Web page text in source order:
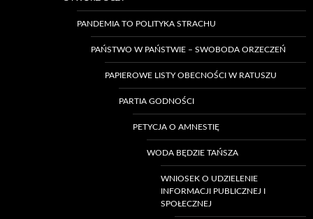
PANDEMIA TO POLITYKA STRACHU
PAŃSTWO W PAŃSTWIE – SWOBODA ORZECZEŃ
PAPIEROWE LISTY OBECNOŚCI W RATUSZU
PARTIA GODNOŚCI
PETYCJA O AMNESTIĘ
WODA BĘDZIE TAŃSZA
WNIOSEK O UDZIELENIE
INFORMACJI PUBLICZNEJ I
SPOŁECZNEJ